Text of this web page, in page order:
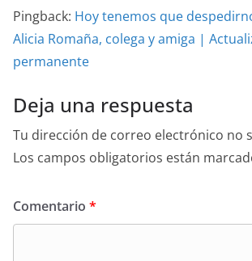
Pingback: Hoy tenemos que
Alicia Romaña, colega y amiga |
permanente
Deja una respuesta
Tu dirección de correo electrónico no
Los campos obligatorios están
Comentario *